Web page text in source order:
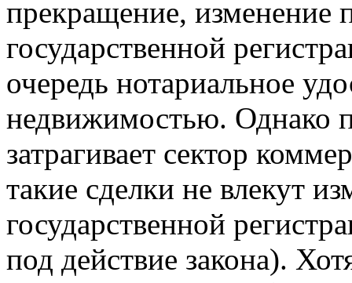
прекращение, изменение
государственной
очередь нотариальное
недвижимостью. Однако
затрагивает сектор
такие сделки не влекут
государственной
под действие закона).